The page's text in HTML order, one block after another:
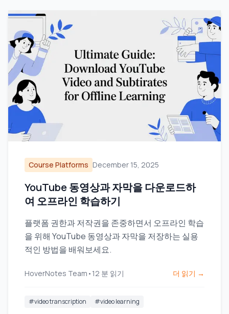
Course Platforms December 15, 2025
YouTube 동영상과 자막을 다운로드하
여 오프라인 학습하기
플랫폼 권한과 저작권을 존중하면서 오프라인 학습
을 위해 YouTube 동영상과 자막을 저장하는 실용
적인 방법을 배워보세요.
HoverNotes Team • 12 분 읽기 더 읽기 →
#video transcription #video learning